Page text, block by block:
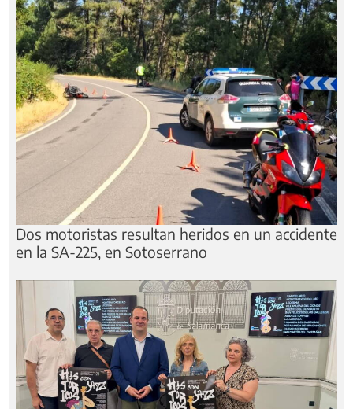
Dos motoristas resultan heridos en un accidente
en la SA-225, en Sotoserrano